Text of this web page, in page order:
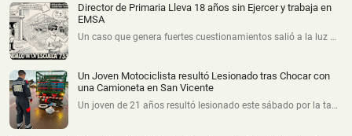
Director de Primaria Lleva 18 años sin Ejercer y trabaja en
EMSA
Un caso que genera fuertes cuestionamientos salió a la luz …
Un Joven Motociclista resultó Lesionado tras Chocar con
una Camioneta en San Vicente
Un joven de 21 años resultó lesionado este sábado por la ta…